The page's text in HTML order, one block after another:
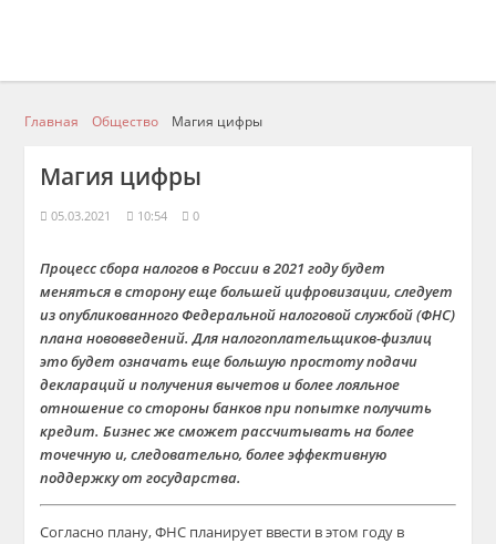
Главная Общество Магия цифры
Магия цифры
05.03.2021 10:54 0
Процесс сбора налогов в России в 2021 году будет
меняться в сторону еще большей цифровизации, следует
из опубликованного Федеральной налоговой службой (ФНС)
плана нововведений. Для налогоплательщиков-физлиц
это будет означать еще большую простоту подачи
деклараций и получения вычетов и более лояльное
отношение со стороны банков при попытке получить
кредит. Бизнес же сможет рассчитывать на более
точечную и, следовательно, более эффективную
поддержку от государства.
Согласно плану, ФНС планирует ввести в этом году в